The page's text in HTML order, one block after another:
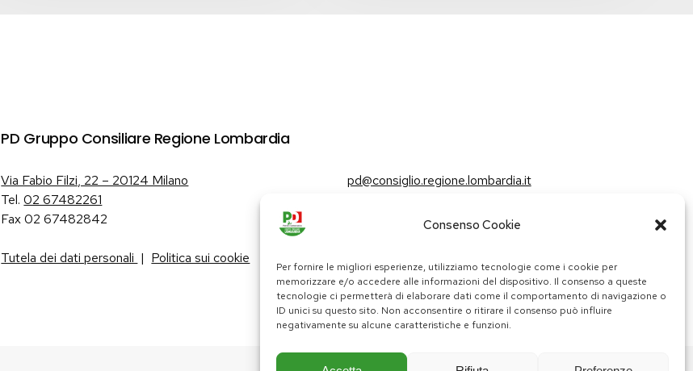
Consenso Cookie
Per fornire le migliori esperienze, utilizziamo tecnologie come i cookie per
memorizzare e/o accedere alle informazioni del dispositivo. Il consenso a queste
tecnologie ci permetterà di elaborare dati come il comportamento di navigazione o
ID unici su questo sito. Non acconsentire o ritirare il consenso può influire
negativamente su alcune caratteristiche e funzioni.
PD Gruppo Consiliare Regione Lombardia
Via Fabio Filzi, 22 – 20124 Milano
Tel.02 67482261
Fax 02 67482842
Tutela dei dati personali | Politica sui cookie
pd@consiglio.regione.lombardia.it
Pagina Messenger Gruppo Consiliare PD LombardiaPagina Instagram Gruppo PD LombardiaPagina Youtube Gruppo PD Lombardia